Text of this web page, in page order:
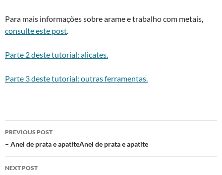
Para mais informações sobre arame e trabalho com metais,
consulte este post.
Parte 2 deste tutorial: alicates.
Parte 3 deste tutorial: outras ferramentas.
Post
navigation
PREVIOUS POST
– Anel de prata e apatiteAnel de prata e apatite
NEXT POST